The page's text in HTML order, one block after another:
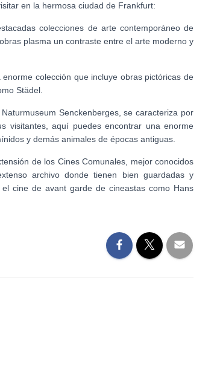
en la hermosa ciudad de Frankfurt:
colecciones de arte contemporáneo de
plasma un contraste entre el arte moderno y
colección que incluye obras pictóricas de
Städel.
Senckenberges, se caracteriza por
visitantes, aquí puedes encontrar una enorme
y demás animales de épocas antiguas.
de los Cines Comunales, mejor conocidos
archivo donde tienen bien guardadas y
cine de avant garde de cineastas como Hans